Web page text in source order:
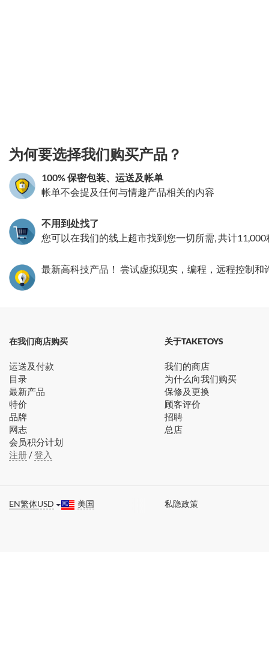
为何要选择我们购买产品？
100% 保密包装、运送及帐单
帐单不会提及任何与情趣产品相关的内容
不用到处找了
您可以在我们的线上超市找到您一切所需, 共计11,000
最新高科技产品！ 尝试虚拟现实，编程，远程控制
在我们商店购买
运送及付款
目录
最新产品
特价
品牌
网志
会员积分计划
注册/登入
关于TAKETOYS
我们的商店
为什么向我们购买
保修及更换
顾客评价
招聘
总店
EN繁体USD 美国 私隐政策